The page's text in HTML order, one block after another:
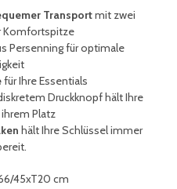
Transportmit zwei
Komfortspitze
Persenning für optimale
für Ihre Essentials
Druckknopf hält Ihre
Platz
hält IhreSchlüssel immer
.
45xT20 cm